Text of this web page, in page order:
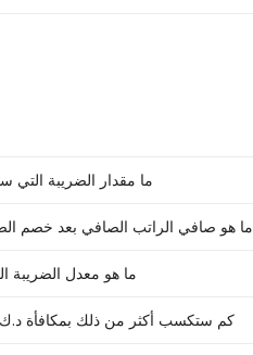
ما مقدار الضريبة التي ستدفعها
ما هو صافي الراتب الصافي بعد خصم الضرائب لـ د.ك.‏٢٤٬٢٤٠
ما هو معدل الضريبة المطبق
كم ستكسب أكثر من ذلك بمكافأة د.ك.1000 على راتب د.ك.‏٢٤٬٢٤٠ ‏ في